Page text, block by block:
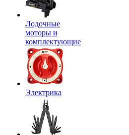
Лодочные
моторы и
комплектующие
Электрика